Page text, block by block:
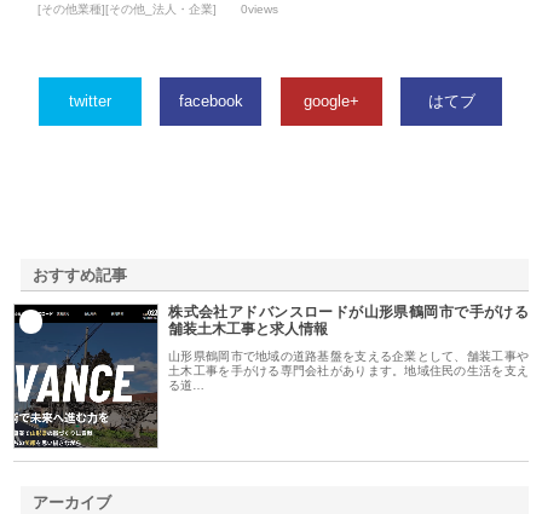
[その他業種][その他_法人・企業] 0views
twitter facebook google+ はてブ
おすすめ記事
株式会社アドバンスロードが山形県鶴岡市で手がける
舗装土木工事と求人情報
山形県鶴岡市で地域の道路基盤を支える企業として、舗装工事や
土木工事を手がける専門会社があります。地域住民の生活を支え
る道…
アーカイブ